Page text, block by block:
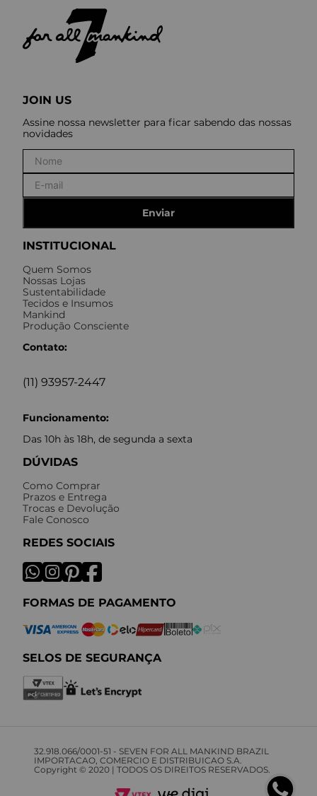
INSTITUCIONAL
Quem Somos
Nossas Lojas
Sustentabilidade
Tecidos e Insumos
Mankind
Produção Consciente
Contato:
(11) 93957-2447
Funcionamento:
Das 10h às 18h, de segunda a sexta
DÚVIDAS
Como Comprar
Prazos e Entrega
Trocas e Devolução
Fale Conosco
REDES SOCIAIS
FORMAS DE PAGAMENTO
SELOS DE SEGURANÇA
JOIN US
Assine nossa newsletter para ficar sabendo das nossas
novidades
Enviar
32.918.066/0001-51 - SEVEN FOR ALL MANKIND BRAZIL
IMPORTACAO, COMERCIO E DISTRIBUICAO S.A.
Copyright © 2020 | TODOS OS DIREITOS RESERVADOS.